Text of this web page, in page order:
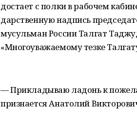
достает с полки в рабочем
дарственную надпись
мусульман России Талгат
«Многоуважаемому тезке
— Прикладываю ладонь к
признается Анатолий